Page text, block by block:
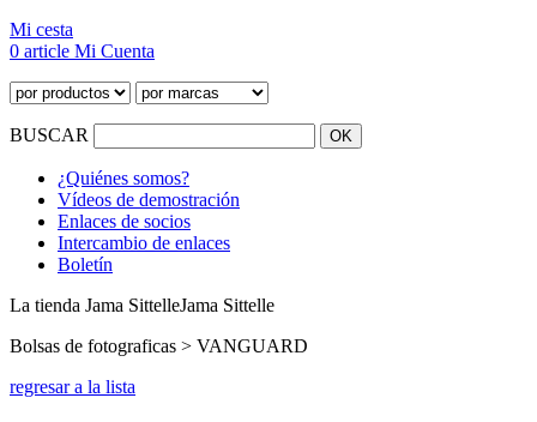
Mi cesta
0 article Mi Cuenta
BUSCAR
¿Quiénes somos?
Vídeos de demostración
Enlaces de socios
Intercambio de enlaces
Boletín
La tienda Jama SittelleJama Sittelle
Bolsas de fotograficas > VANGUARD
regresar a la lista